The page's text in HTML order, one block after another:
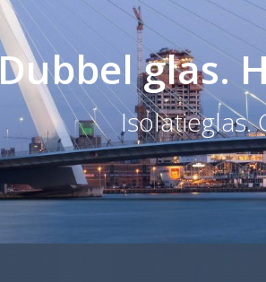
Dubbel glas.
Isolatieglas.